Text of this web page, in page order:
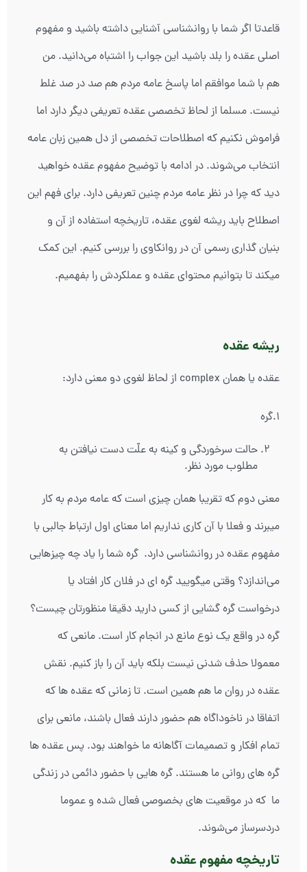
قاعدتا اگر شما با روانشناسی آشنایی داشته باشید و مفهوم
اصلی عقده را بلد باشید این جواب را اشتباه می‌دانید. من
هم با شما موافقم اما پاسخ عامه مردم هم صد در صد غلط
نیست. مسلما از لحاظ تخصصی عقده تعریفی دیگر دارد اما
فراموش نکنیم که اصطلاحات تخصصی از دل همین زبان عامه
انتخاب می‌شوند. در ادامه با توضیح مفهوم عقده خواهید
دید که چرا در نظر عامه مردم چنین تعریفی دارد. برای فهم این
اصطلاح باید ریشه لغوی عقده، تاریخچه استفاده از آن و
بنیان گذاری رسمی آن در روانکاوی را بررسی کنیم. این کمک
میکند تا بتوانیم محتوای عقده و عملکردش را بفهمیم.
ریشه عقده
عقده یا همان complex از لحاظ لغوی دو معنی دارد:
1.گره
حالت سرخوردگی و کینه به علّت دست نیافتن به
مطلوب مورد نظر.
معنی دوم که تقریبا همان چیزی است که عامه مردم به کار
میبرند و فعلا با آن کاری نداریم اما معنای اول ارتباط جالبی با
مفهوم عقده در روانشناسی دارد. گره شما را یاد چه چیزهایی
می‌اندازد؟ وقتی می­گویید گره ای در فلان کار افتاد یا
درخواست گره گشایی از کسی دارید دقیقا منظورتان چیست؟
گره در واقع یک نوع مانع در انجام کار است. مانعی که
معمولا حذف شدنی نیست بلکه باید آن را باز کنیم. نقش
عقده در روان ما هم همین است. تا زمانی که عقده ها که
اتفاقا در ناخوداگاه هم حضور دارند فعال باشند، مانعی برای
تمام افکار و تصمیمات آگاهانه ما خواهند بود. پس عقده ها
گره های روانی ما هستند. گره هایی با حضور دائمی در زندگی
ما که در موقعیت های بخصوصی فعال شده و عموما
دردسرساز می‌شوند.
تاریخچه مفهوم عقده